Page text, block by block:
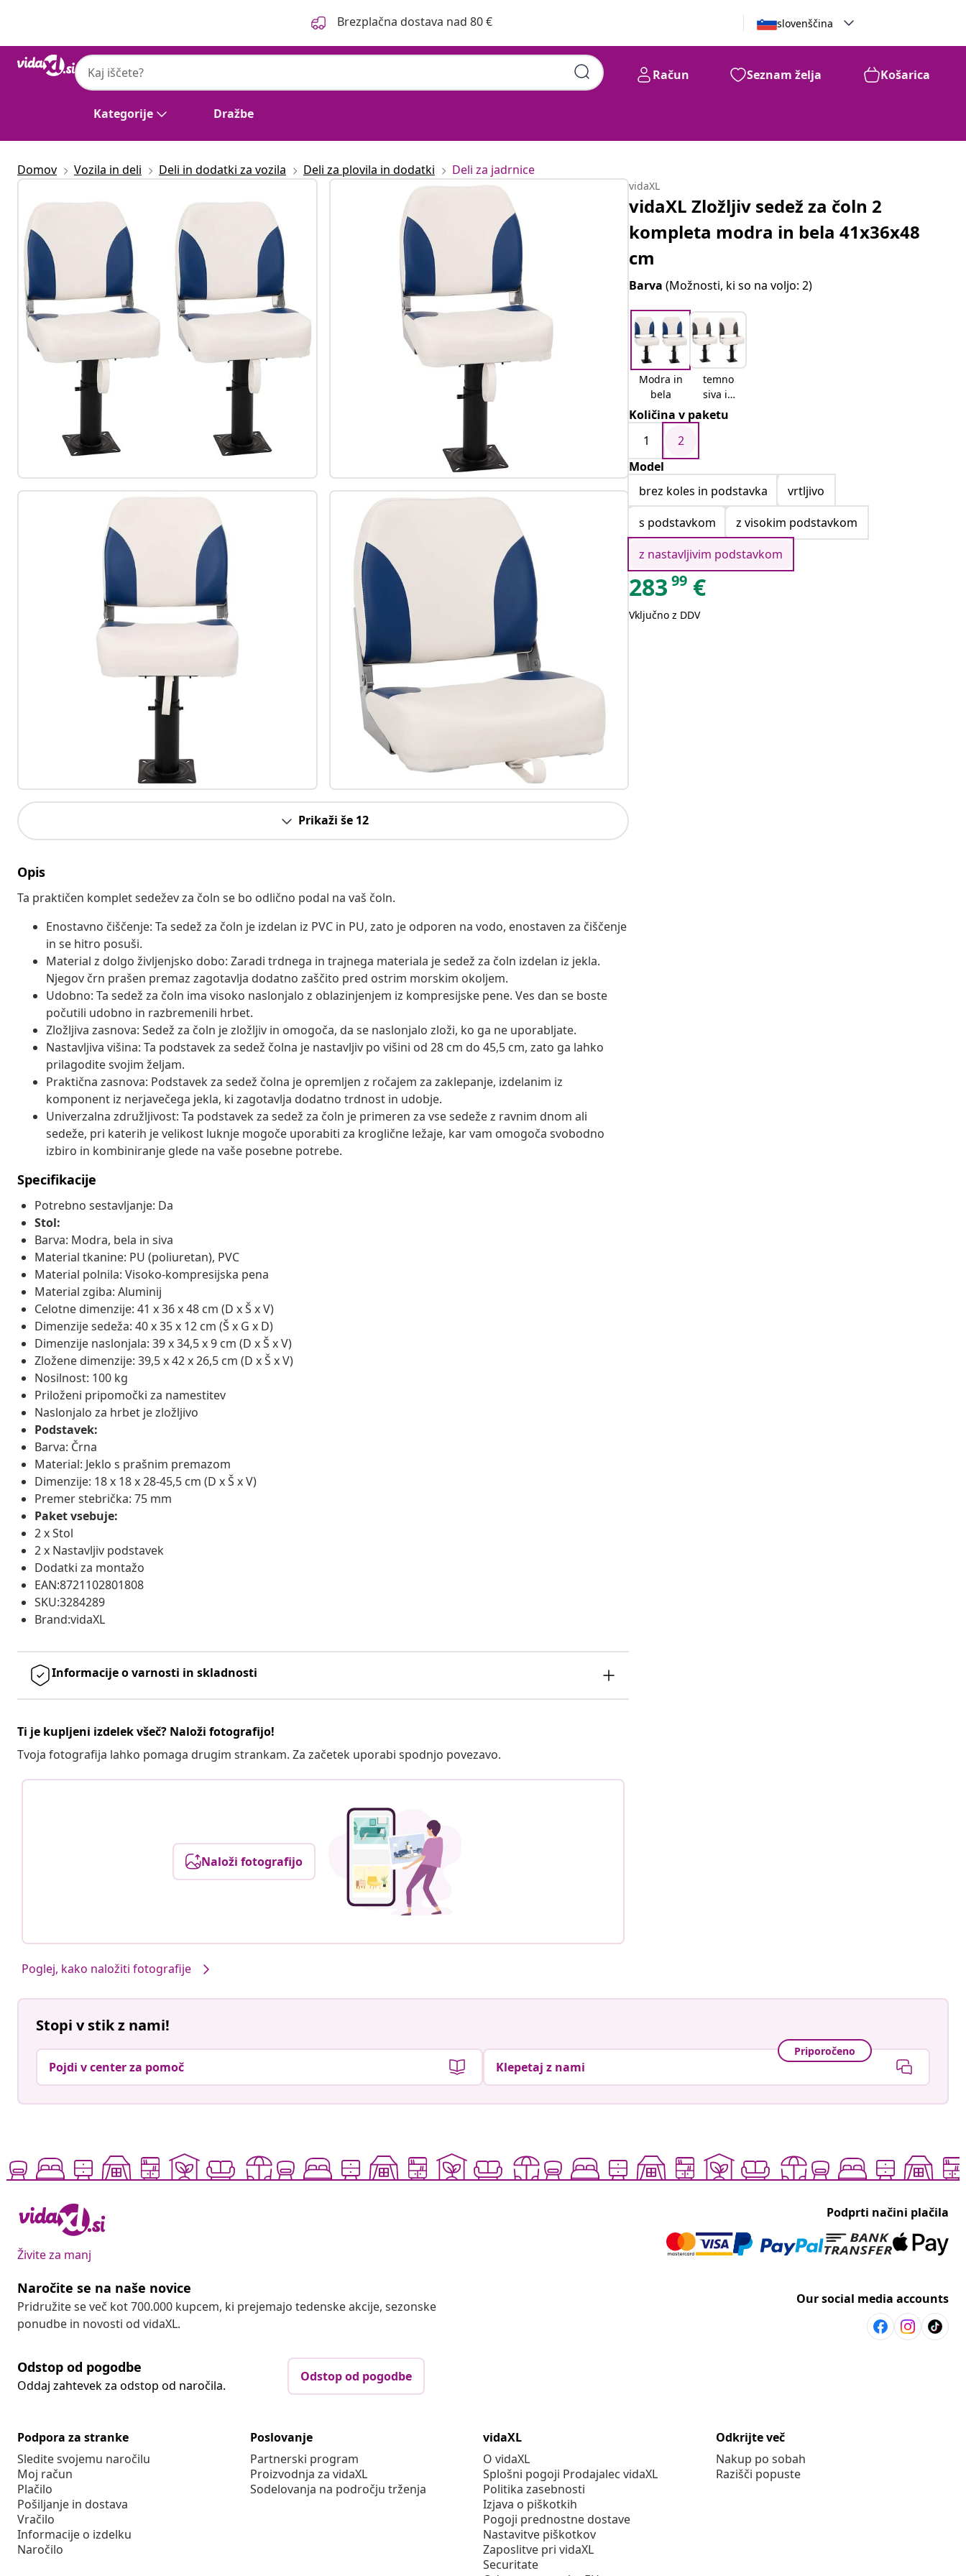
Brezplačna dostava nad 80 € slovenščina
Kategorije Dražbe
Račun Seznam želja Košarica
Domov Vozila in deli Deli in dodatki za vozila Deli za plovila in dodatki Deli za jadrnice
Prikaži še 12
Opis
Ta praktičen komplet sedežev za čoln se bo odlično podal na vaš čoln.
Enostavno čiščenje: Ta sedež za čoln je izdelan iz PVC in PU, zato je odporen na vodo, enostaven za čiščenje
in se hitro posuši.
Material z dolgo življenjsko dobo: Zaradi trdnega in trajnega materiala je sedež za čoln izdelan iz jekla.
Njegov črn prašen premaz zagotavlja dodatno zaščito pred ostrim morskim okoljem.
Udobno: Ta sedež za čoln ima visoko naslonjalo z oblazinjenjem iz kompresijske pene. Ves dan se boste
počutili udobno in razbremenili hrbet.
Zložljiva zasnova: Sedež za čoln je zložljiv in omogoča, da se naslonjalo zloži, ko ga ne uporabljate.
Nastavljiva višina: Ta podstavek za sedež čolna je nastavljiv po višini od 28 cm do 45,5 cm, zato ga lahko
prilagodite svojim željam.
Praktična zasnova: Podstavek za sedež čolna je opremljen z ročajem za zaklepanje, izdelanim iz
komponent iz nerjavečega jekla, ki zagotavlja dodatno trdnost in udobje.
Univerzalna združljivost: Ta podstavek za sedež za čoln je primeren za vse sedeže z ravnim dnom ali
sedeže, pri katerih je velikost luknje mogoče uporabiti za kroglične ležaje, kar vam omogoča svobodno
izbiro in kombiniranje glede na vaše posebne potrebe.
Specifikacije
Potrebno sestavljanje: Da
Stol:
Barva: Modra, bela in siva
Material tkanine: PU (poliuretan), PVC
Material polnila: Visoko-kompresijska pena
Material zgiba: Aluminij
Celotne dimenzije: 41 x 36 x 48 cm (D x Š x V)
Dimenzije sedeža: 40 x 35 x 12 cm (Š x G x D)
Dimenzije naslonjala: 39 x 34,5 x 9 cm (D x Š x V)
Zložene dimenzije: 39,5 x 42 x 26,5 cm (D x Š x V)
Nosilnost: 100 kg
Priloženi pripomočki za namestitev
Naslonjalo za hrbet je zložljivo
Podstavek:
Barva: Črna
Material: Jeklo s prašnim premazom
Dimenzije: 18 x 18 x 28-45,5 cm (D x Š x V)
Premer stebrička: 75 mm
Paket vsebuje:
2 x Stol
2 x Nastavljiv podstavek
Dodatki za montažo
EAN:8721102801808
SKU:3284289
Brand:vidaXL
Informacije o varnosti in skladnosti
Ti je kupljeni izdelek všeč? Naloži fotografijo!
Tvoja fotografija lahko pomaga drugim strankam. Za začetek uporabi spodnjo povezavo.
Naloži fotografijo
Poglej, kako naložiti fotografije
vidaXL
vidaXL Zložljiv sedež za čoln 2
kompleta modra in bela 41x36x48
cm
Barva(Možnosti, ki so na voljo: 2)
Modra in
bela
temno
siva in
bela
Količina v paketu
1
2
Model
brez koles in podstavka
vrtljivo
s podstavkom
z visokim podstavkom
z nastavljivim podstavkom
283 99 €
Vključno z DDV
Stopi v stik z nami!
Pojdi v center za pomoč
Priporočeno
Klepetaj z nami
Živite za manj
Podprti načini plačila
Naročite se na naše novice
Pridružite se več kot 700.000 kupcem, ki prejemajo tedenske akcije, sezonske
ponudbe in novosti od vidaXL.
Our social media accounts
Odstop od pogodbe
Oddaj zahtevek za odstop od naročila.
Odstop od pogodbe
Podpora za stranke
Sledite svojemu naročilu
Moj račun
Plačilo
Pošiljanje in dostava
Vračilo
Informacije o izdelku
Naročilo
Poslovanje
Partnerski program
Proizvodnja za vidaXL
Sodelovanja na področju trženja
vidaXL
O vidaXL
Splošni pogoji Prodajalec vidaXL
Politika zasebnosti
Izjava o piškotkih
Pogoji prednostne dostave
Nastavitve piškotkov
Zaposlitve pri vidaXL
Securitate
Odkrijte več
Nakup po sobah
Razišči popuste